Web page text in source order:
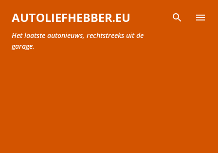
Doorgaan naar hoofdcontent
AUTOLIEFHEBBER.EU
Het laatste autonieuws, rechtstreeks uit de
garage.